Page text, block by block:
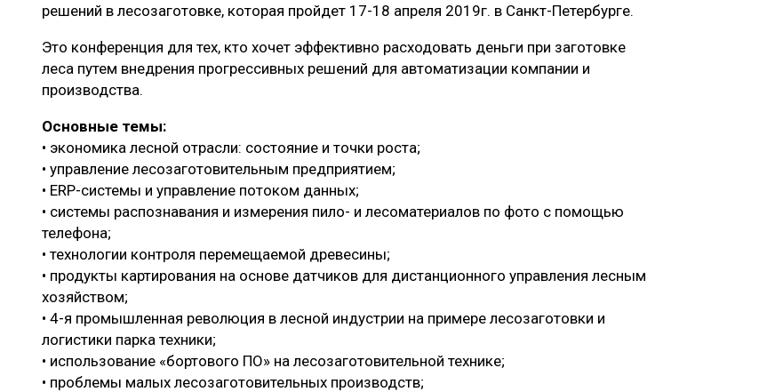
решений в лесозаготовке, которая пройдет 17-18 апреля 2019г. в Санкт-Петербурге.
Это конференция для тех, кто хочет эффективно расходовать деньги при заготовке
леса путем внедрения прогрессивных решений для автоматизации компании и
производства.
Основные темы:
• экономика лесной отрасли: состояние и точки роста;
• управление лесозаготовительным предприятием;
• ERP-системы и управление потоком данных;
• системы распознавания и измерения пило- и лесоматериалов по фото с помощью
телефона;
• технологии контроля перемещаемой древесины;
• продукты картирования на основе датчиков для дистанционного управления лесным
хозяйством;
• 4-я промышленная революция в лесной индустрии на примере лесозаготовки и
логистики парка техники;
• использование «бортового ПО» на лесозаготовительной технике;
• проблемы малых лесозаготовительных производств;